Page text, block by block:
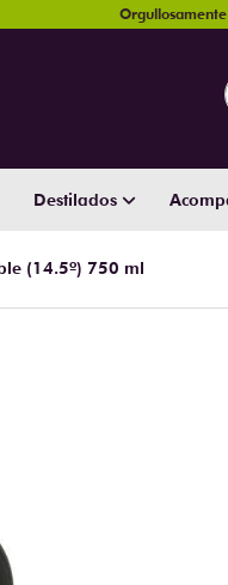
Destilados
(14.5º) 750 ml